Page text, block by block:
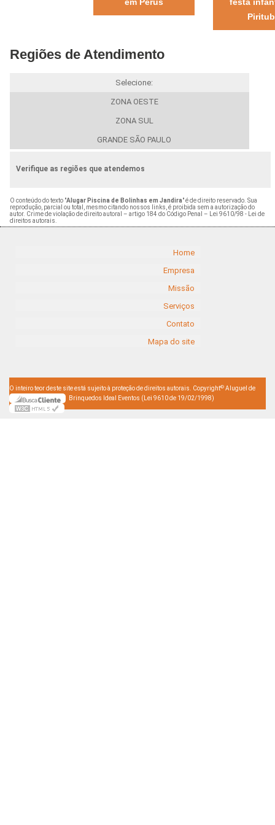
Regiões de Atendimento
Selecione:
ZONA OESTE
ZONA SUL
GRANDE SÃO PAULO
Verifique as regiões que atendemos
O conteúdo do texto "Alugar Piscina de Bolinhas em Jandira" é de direito reservado. Sua
reprodução, parcial ou total, mesmo citando nossos links, é proibida sem a autorização do
autor. Crime de violação de direito autoral – artigo 184 do Código Penal –
Lei 9610/98 - Lei de
direitos autorais
Home
Empresa
Missão
Serviços
Contato
Mapa do site
O inteiro teor deste site está sujeito à proteção de direitos autorais. Copyright© Aluguel de
Brinquedos Ideal Eventos (Lei 9610 de 19/02/1998)